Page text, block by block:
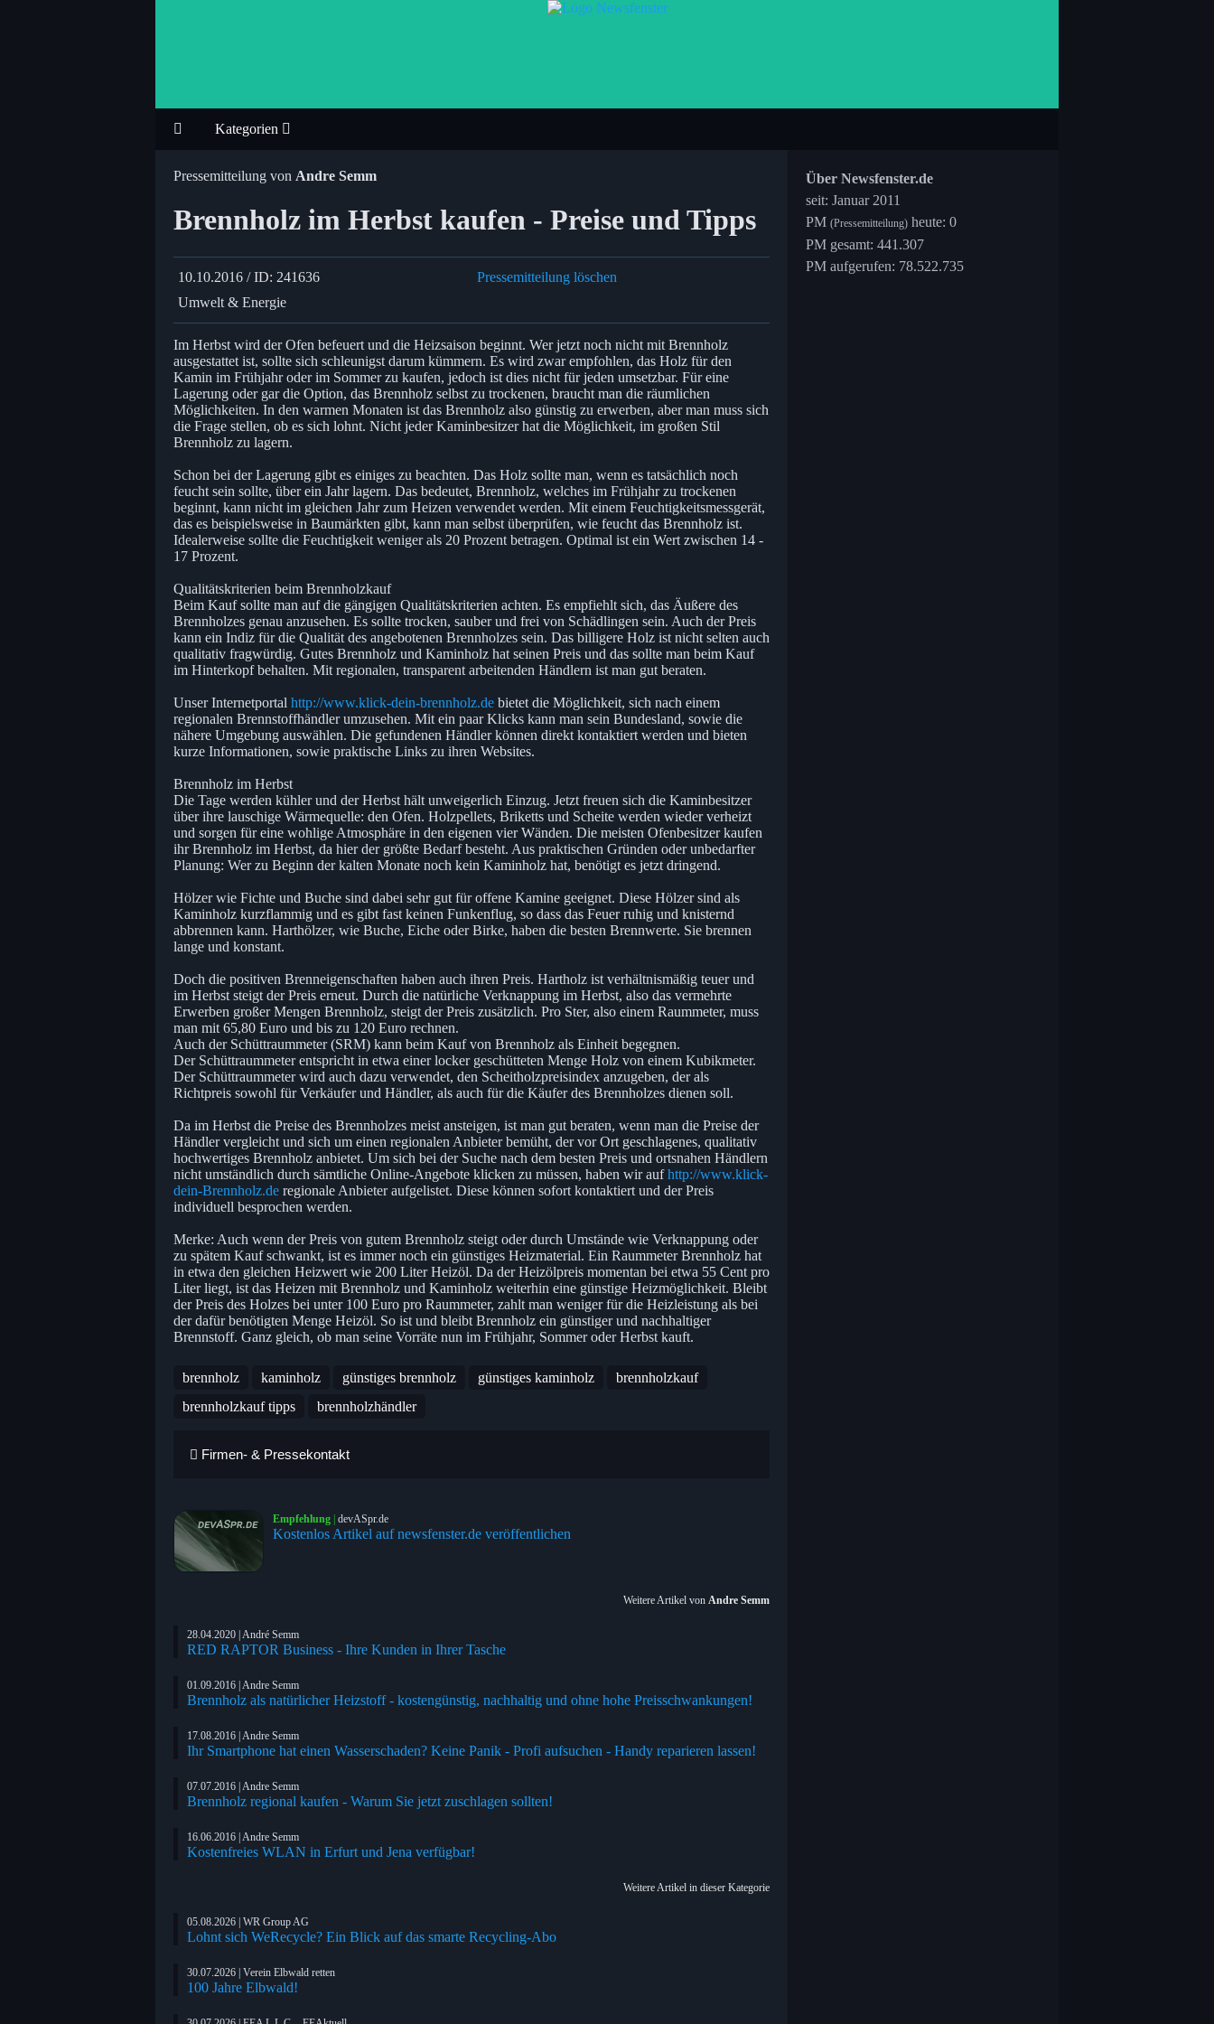
Kategorien
Pressemitteilung von Andre Semm
Brennholz im Herbst kaufen - Preise und Tipps
10.10.2016 / ID: 241636
Pressemitteilung löschen
Umwelt & Energie
Im Herbst wird der Ofen befeuert und die Heizsaison beginnt. Wer jetzt noch nicht mit Brennholz
ausgestattet ist, sollte sich schleunigst darum kümmern. Es wird zwar empfohlen, das Holz für den
Kamin im Frühjahr oder im Sommer zu kaufen, jedoch ist dies nicht für jeden umsetzbar. Für eine
Lagerung oder gar die Option, das Brennholz selbst zu trockenen, braucht man die räumlichen
Möglichkeiten. In den warmen Monaten ist das Brennholz also günstig zu erwerben, aber man muss sich
die Frage stellen, ob es sich lohnt. Nicht jeder Kaminbesitzer hat die Möglichkeit, im großen Stil
Brennholz zu lagern.
Schon bei der Lagerung gibt es einiges zu beachten. Das Holz sollte man, wenn es tatsächlich noch
feucht sein sollte, über ein Jahr lagern. Das bedeutet, Brennholz, welches im Frühjahr zu trockenen
beginnt, kann nicht im gleichen Jahr zum Heizen verwendet werden. Mit einem Feuchtigkeitsmessgerät,
das es beispielsweise in Baumärkten gibt, kann man selbst überprüfen, wie feucht das Brennholz ist.
Idealerweise sollte die Feuchtigkeit weniger als 20 Prozent betragen. Optimal ist ein Wert zwischen 14 -
17 Prozent.
Qualitätskriterien beim Brennholzkauf
Beim Kauf sollte man auf die gängigen Qualitätskriterien achten. Es empfiehlt sich, das Äußere des
Brennholzes genau anzusehen. Es sollte trocken, sauber und frei von Schädlingen sein. Auch der Preis
kann ein Indiz für die Qualität des angebotenen Brennholzes sein. Das billigere Holz ist nicht selten auch
qualitativ fragwürdig. Gutes Brennholz und Kaminholz hat seinen Preis und das sollte man beim Kauf
im Hinterkopf behalten. Mit regionalen, transparent arbeitenden Händlern ist man gut beraten.
Unser Internetportal http://www.klick-dein-brennholz.de bietet die Möglichkeit, sich nach einem
regionalen Brennstoffhändler umzusehen. Mit ein paar Klicks kann man sein Bundesland, sowie die
nähere Umgebung auswählen. Die gefundenen Händler können direkt kontaktiert werden und bieten
kurze Informationen, sowie praktische Links zu ihren Websites.
Brennholz im Herbst
Die Tage werden kühler und der Herbst hält unweigerlich Einzug. Jetzt freuen sich die Kaminbesitzer
über ihre lauschige Wärmequelle: den Ofen. Holzpellets, Briketts und Scheite werden wieder verheizt
und sorgen für eine wohlige Atmosphäre in den eigenen vier Wänden. Die meisten Ofenbesitzer kaufen
ihr Brennholz im Herbst, da hier der größte Bedarf besteht. Aus praktischen Gründen oder unbedarfter
Planung: Wer zu Beginn der kalten Monate noch kein Kaminholz hat, benötigt es jetzt dringend.
Hölzer wie Fichte und Buche sind dabei sehr gut für offene Kamine geeignet. Diese Hölzer sind als
Kaminholz kurzflammig und es gibt fast keinen Funkenflug, so dass das Feuer ruhig und knisternd
abbrennen kann. Harthölzer, wie Buche, Eiche oder Birke, haben die besten Brennwerte. Sie brennen
lange und konstant.
Doch die positiven Brenneigenschaften haben auch ihren Preis. Hartholz ist verhältnismäßig teuer und
im Herbst steigt der Preis erneut. Durch die natürliche Verknappung im Herbst, also das vermehrte
Erwerben großer Mengen Brennholz, steigt der Preis zusätzlich. Pro Ster, also einem Raummeter, muss
man mit 65,80 Euro und bis zu 120 Euro rechnen.
Auch der Schüttraummeter (SRM) kann beim Kauf von Brennholz als Einheit begegnen.
Der Schüttraummeter entspricht in etwa einer locker geschütteten Menge Holz von einem Kubikmeter.
Der Schüttraummeter wird auch dazu verwendet, den Scheitholzpreisindex anzugeben, der als
Richtpreis sowohl für Verkäufer und Händler, als auch für die Käufer des Brennholzes dienen soll.
Da im Herbst die Preise des Brennholzes meist ansteigen, ist man gut beraten, wenn man die Preise der
Händler vergleicht und sich um einen regionalen Anbieter bemüht, der vor Ort geschlagenes, qualitativ
hochwertiges Brennholz anbietet. Um sich bei der Suche nach dem besten Preis und ortsnahen Händlern
nicht umständlich durch sämtliche Online-Angebote klicken zu müssen, haben wir aufhttp://www.klick-
dein-Brennholz.de regionale Anbieter aufgelistet. Diese können sofort kontaktiert und der Preis
individuell besprochen werden.
Merke: Auch wenn der Preis von gutem Brennholz steigt oder durch Umstände wie Verknappung oder
zu spätem Kauf schwankt, ist es immer noch ein günstiges Heizmaterial. Ein Raummeter Brennholz hat
in etwa den gleichen Heizwert wie 200 Liter Heizöl. Da der Heizölpreis momentan bei etwa 55 Cent pro
Liter liegt, ist das Heizen mit Brennholz und Kaminholz weiterhin eine günstige Heizmöglichkeit. Bleibt
der Preis des Holzes bei unter 100 Euro pro Raummeter, zahlt man weniger für die Heizleistung als bei
der dafür benötigten Menge Heizöl. So ist und bleibt Brennholz ein günstiger und nachhaltiger
Brennstoff. Ganz gleich, ob man seine Vorräte nun im Frühjahr, Sommer oder Herbst kauft.
brennholz kaminholz günstiges brennholz günstiges kaminholz
brennholzkauf
brennholzkauf tipps
brennholzhändler
Firmen- & Pressekontakt
Empfehlung | devASpr.de
Kostenlos Artikel auf newsfenster.de veröffentlichen
Weitere Artikel von Andre Semm
28.04.2020 | André Semm
RED RAPTOR Business - Ihre Kunden in Ihrer Tasche
01.09.2016 | Andre Semm
Brennholz als natürlicher Heizstoff - kostengünstig, nachhaltig und ohne hohe Preisschwankungen!
17.08.2016 | Andre Semm
Ihr Smartphone hat einen Wasserschaden? Keine Panik - Profi aufsuchen - Handy reparieren lassen!
07.07.2016 | Andre Semm
Brennholz regional kaufen - Warum Sie jetzt zuschlagen sollten!
16.06.2016 | Andre Semm
Kostenfreies WLAN in Erfurt und Jena verfügbar!
Weitere Artikel in dieser Kategorie
05.08.2026 | WR Group AG
Lohnt sich WeRecycle? Ein Blick auf das smarte Recycling-Abo
30.07.2026 | Verein Elbwald retten
100 Jahre Elbwald!
Über Newsfenster.de
seit: Januar 2011
PM (Pressemitteilung) heute: 0
PM gesamt: 441.307
PM aufgerufen: 78.522.735